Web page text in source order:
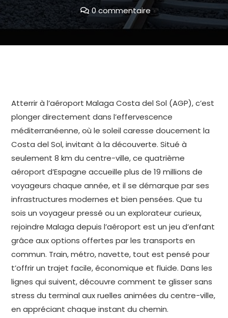
0 commentaire
Atterrir à l’aéroport Malaga Costa del Sol (AGP), c’est
plonger directement dans l’effervescence
méditerranéenne, où le soleil caresse doucement la
Costa del Sol, invitant à la découverte. Situé à
seulement 8 km du centre-ville, ce quatrième
aéroport d’Espagne accueille plus de 19 millions de
voyageurs chaque année, et il se démarque par ses
infrastructures modernes et bien pensées. Que tu
sois un voyageur pressé ou un explorateur curieux,
rejoindre Malaga depuis l’aéroport est un jeu d’enfant
grâce aux options offertes par les transports en
commun. Train, métro, navette, tout est pensé pour
t’offrir un trajet facile, économique et fluide. Dans les
lignes qui suivent, découvre comment te glisser sans
stress du terminal aux ruelles animées du centre-ville,
en appréciant chaque instant du chemin.